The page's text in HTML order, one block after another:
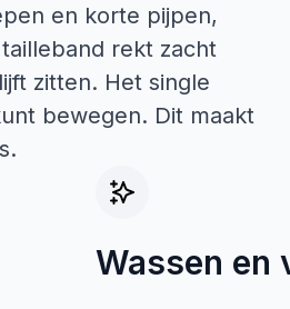
en korte pijpen,
rekt zacht
zitten. Het single
bewegen. Dit maakt
Wassen en